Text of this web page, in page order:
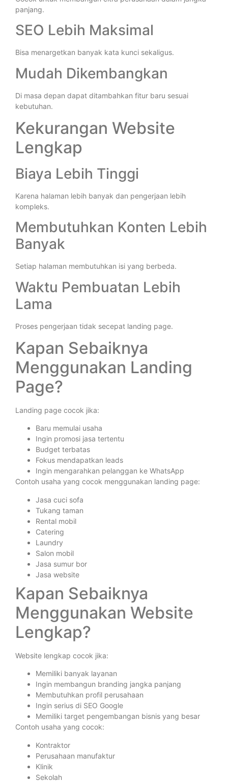
panjang.
SEO Lebih Maksimal
Bisa menargetkan banyak kata kunci sekaligus.
Mudah Dikembangkan
Di masa depan dapat ditambahkan fitur baru sesuai
kebutuhan.
Kekurangan Website
Lengkap
Biaya Lebih Tinggi
Karena halaman lebih banyak dan pengerjaan lebih
kompleks.
Membutuhkan Konten Lebih
Banyak
Setiap halaman membutuhkan isi yang berbeda.
Waktu Pembuatan Lebih
Lama
Proses pengerjaan tidak secepat landing page.
Kapan Sebaiknya
Menggunakan Landing
Page?
Landing page cocok jika:
Baru memulai usaha
Ingin promosi jasa tertentu
Budget terbatas
Fokus mendapatkan leads
Ingin mengarahkan pelanggan ke WhatsApp
Contoh usaha yang cocok menggunakan landing page:
Jasa cuci sofa
Tukang taman
Rental mobil
Catering
Laundry
Salon mobil
Jasa sumur bor
Jasa website
Kapan Sebaiknya
Menggunakan Website
Lengkap?
Website lengkap cocok jika:
Memiliki banyak layanan
Ingin membangun branding jangka panjang
Membutuhkan profil perusahaan
Ingin serius di SEO Google
Memiliki target pengembangan bisnis yang besar
Contoh usaha yang cocok:
Kontraktor
Perusahaan manufaktur
Klinik
Sekolah